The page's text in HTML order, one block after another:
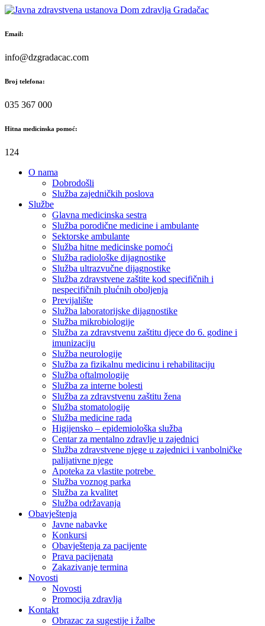
Skip
content
Email:
info@dzgradacac.com
Broj telefona:
035 367 000
Hitna medicinska pomoć:
124
O nama
Dobrodošli
Služba zajedničkih poslova
Službe
Glavna medicinska sestra
Služba porodične medicine i ambulante
Sektorske ambulante
Služba hitne medicinske pomoći
Služba radiološke dijagnostike
Služba ultrazvučne dijagnostike
Služba zdravstvene zaštite kod specifičnih i
nespecifičnih plućnih oboljenja
Previjalište
Služba laboratorijske dijagnostike
Služba mikrobiologije
Služba za zdravstvenu zaštitu djece do 6. godine i
imunizaciju
Služba neurologije
Služba za fizikalnu medicinu i rehabilitaciju
Služba oftalmologije
Služba za interne bolesti
Služba za zdravstvenu zaštitu žena
Služba stomatologije
Služba medicine rada
Higijensko – epidemiološka služba
Centar za mentalno zdravlje u zajednici
Služba zdravstvene njege u zajednici i vanbolničke
palijativne njege
Apoteka za vlastite potrebe
Služba voznog parka
Služba za kvalitet
Služba održavanja
Obavještenja
Javne nabavke
Konkursi
Obavještenja za pacijente
Prava pacijenata
Zakazivanje termina
Novosti
Novosti
Promocija zdravlja
Kontakt
Obrazac za sugestije i žalbe